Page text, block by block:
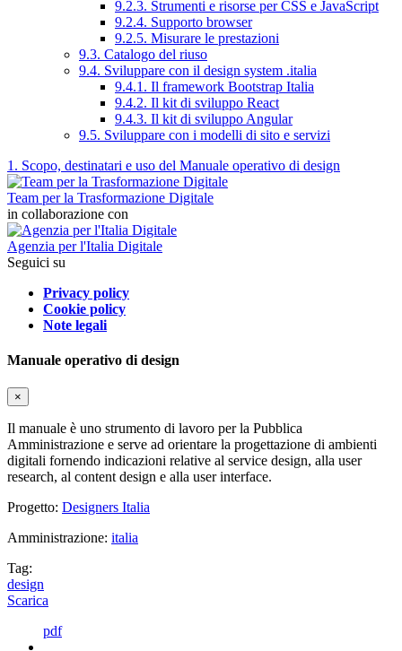
9.2.3. Strumenti e risorse per CSS e JavaScript
9.2.4. Supporto browser
9.2.5. Misurare le prestazioni
9.3. Catalogo del riuso
9.4. Sviluppare con il design system .italia
9.4.1. Il framework Bootstrap Italia
9.4.2. Il kit di sviluppo React
9.4.3. Il kit di sviluppo Angular
9.5. Sviluppare con i modelli di sito e servizi
1. Scopo, destinatari e uso del Manuale operativo di design
Team per la Trasformazione Digitale
in collaborazione con
Agenzia per l'Italia Digitale
Seguici su
Privacy policy
Cookie policy
Note legali
Manuale operativo di design
×
Il manuale è uno strumento di lavoro per la Pubblica
Amministrazione e serve ad orientare la progettazione di ambienti
digitali fornendo indicazioni relative al service design, alla user
research, al content design e alla user interface.
Progetto: Designers Italia
Amministrazione: italia
Tag:
design
Scarica
pdf